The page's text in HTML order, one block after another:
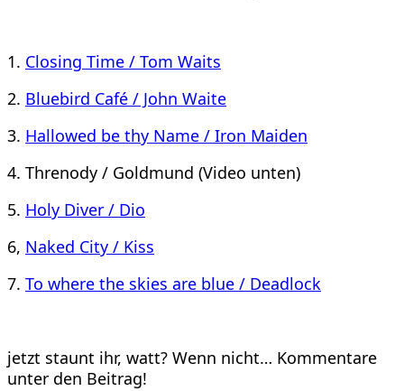
1. Closing Time / Tom Waits
2. Bluebird Café / John Waite
3. Hallowed be thy Name / Iron Maiden
4. Threnody / Goldmund (Video unten)
5. Holy Diver / Dio
6, Naked City / Kiss
7. To where the skies are blue / Deadlock
jetzt staunt ihr, watt? Wenn nicht… Kommentare
unter den Beitrag!